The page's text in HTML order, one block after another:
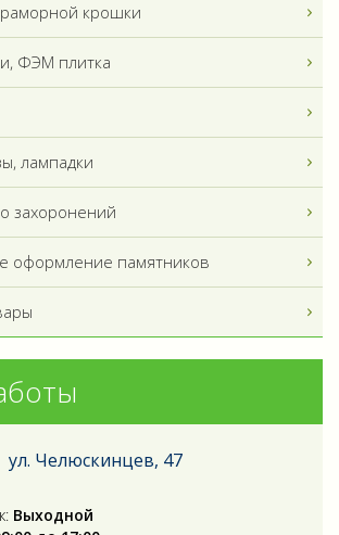
крошки
ФЭМ плитка
лампадки
захоронений
оформление памятников
ул. Челюскинцев, 47
Выходной